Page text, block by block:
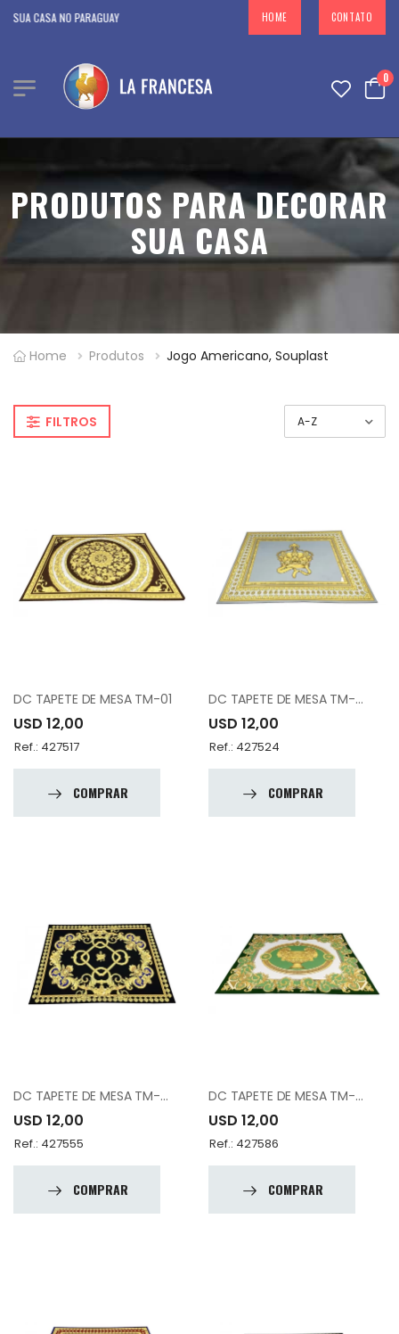
NO PARAGUAY HOME CONTATO
0
PRODUTOS PARA DECORAR
SUA CASA
Home Produtos Jogo Americano, Souplast
FILTROS
DC TAPETE DE MESA TM-01
USD 12,00
Ref.: 427517
COMPRAR
DC TAPETE DE MESA TM-02
USD 12,00
Ref.: 427524
COMPRAR
DC TAPETE DE MESA TM-05
USD 12,00
Ref.: 427555
COMPRAR
DC TAPETE DE MESA TM-08
USD 12,00
Ref.: 427586
COMPRAR